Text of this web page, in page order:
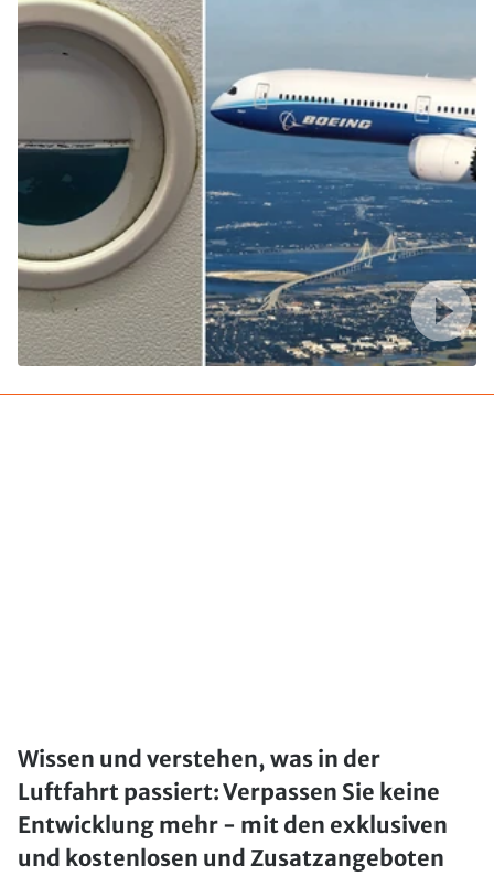
Wissen und verstehen, was in der
Luftfahrt passiert: Verpassen Sie keine
Entwicklung mehr - mit den exklusiven
und kostenlosen und Zusatzangeboten